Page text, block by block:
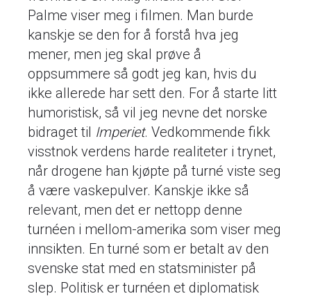
Palme viser meg i filmen. Man burde
kanskje se den for å forstå hva jeg
mener, men jeg skal prøve å
oppsummere så godt jeg kan, hvis du
ikke allerede har sett den. For å starte litt
humoristisk, så vil jeg nevne det norske
bidraget til Imperiet. Vedkommende fikk
visstnok verdens harde realiteter i trynet,
når drogene han kjøpte på turné viste seg
å være vaskepulver. Kanskje ikke så
relevant, men det er nettopp denne
turnéen i mellom-amerika som viser meg
innsikten. En turné som er betalt av den
svenske stat med en statsminister på
slep. Politisk er turnéen et diplomatisk